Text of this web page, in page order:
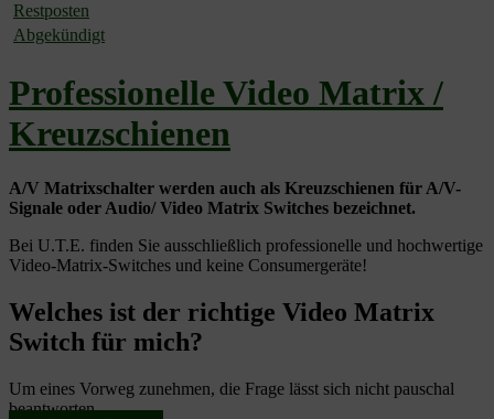
Restposten
Abgekündigt
Professionelle Video Matrix /
Kreuzschienen
A/V Matrixschalter werden auch als Kreuzschienen für A/V-
Signale oder Audio/ Video Matrix Switches bezeichnet.
Bei U.T.E. finden Sie ausschließlich professionelle und hochwertige
Video-Matrix-Switches und keine Consumergeräte!
Welches ist der richtige Video Matrix
Switch für mich?
Um eines Vorweg zunehmen, die Frage lässt sich nicht pauschal
beantworten.